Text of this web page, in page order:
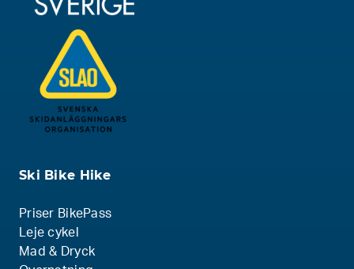
Ski Bike Hike
Priser BikePass
Leje cykel
Mad & Dryck